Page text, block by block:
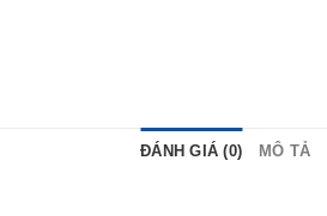
ĐÁNH GIÁ (0) MÔ TẢ